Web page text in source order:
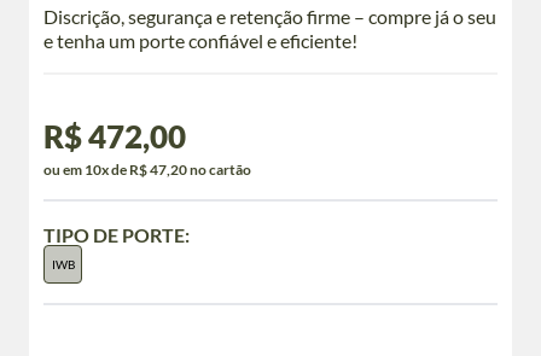
Discrição, segurança e retenção firme – compre já o seu
e tenha um porte confiável e eficiente!
R$ 472,00
ou em 10x de R$ 47,20 no cartão
TIPO DE PORTE:
IWB